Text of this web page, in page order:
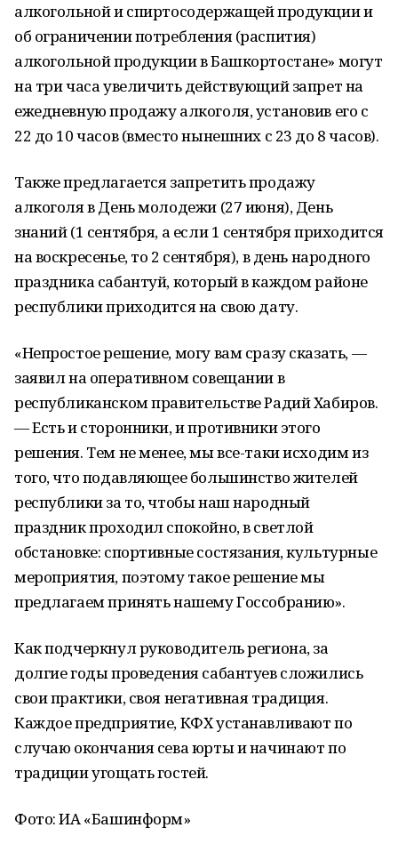
алкогольной и спиртосодержащей продукции и
об ограничении потребления (распития)
алкогольной продукции в Башкортостане» могут
на три часа увеличить действующий запрет на
ежедневную продажу алкоголя, установив его с
22 до 10 часов (вместо нынешних с 23 до 8 часов).
Также предлагается запретить продажу
алкоголя в День молодежи (27 июня), День
знаний (1 сентября, а если 1 сентября приходится
на воскресенье, то 2 сентября), в день народного
праздника сабантуй, который в каждом районе
республики приходится на свою дату.
«Непростое решение, могу вам сразу сказать, —
заявил на оперативном совещании в
республиканском правительстве Радий Хабиров.
— Есть и сторонники, и противники этого
решения. Тем не менее, мы все-таки исходим из
того, что подавляющее большинство жителей
республики за то, чтобы наш народный
праздник проходил спокойно, в светлой
обстановке: спортивные состязания, культурные
мероприятия, поэтому такое решение мы
предлагаем принять нашему Госсобранию».
Как подчеркнул руководитель региона, за
долгие годы проведения сабантуев сложились
свои практики, своя негативная традиция.
Каждое предприятие, КФХ устанавливают по
случаю окончания сева юрты и начинают по
традиции угощать гостей.
Фото: ИА «Башинформ»